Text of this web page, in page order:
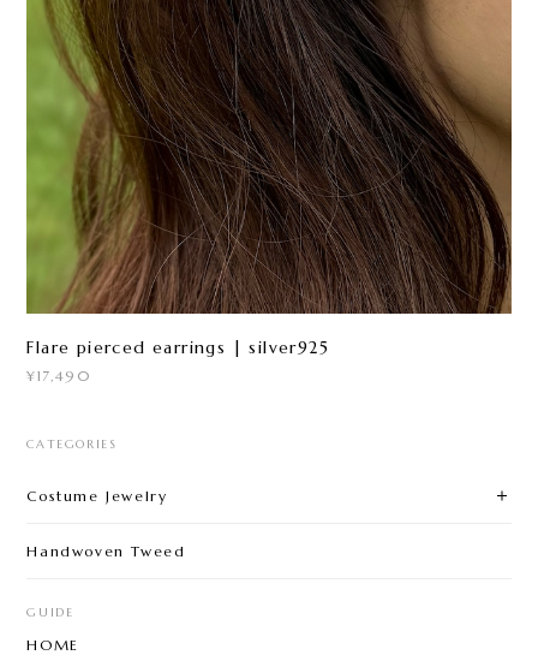
Flare pierced earrings | silver925
¥17,490
CATEGORIES
Costume Jewelry
Handwoven Tweed
GUIDE
HOME